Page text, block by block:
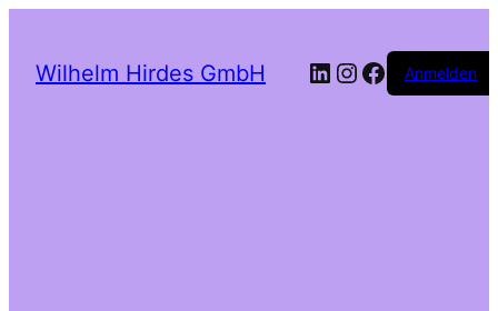
Wilhelm Hirdes GmbH LinkedIn
Instagram
Facebook
Anmelden